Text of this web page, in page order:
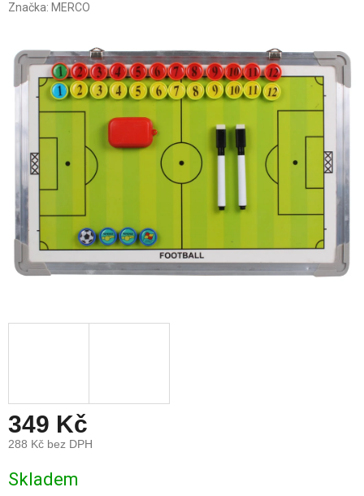
Značka: MERCO
349 Kč
288 Kč bez DPH
cena:
Skladem